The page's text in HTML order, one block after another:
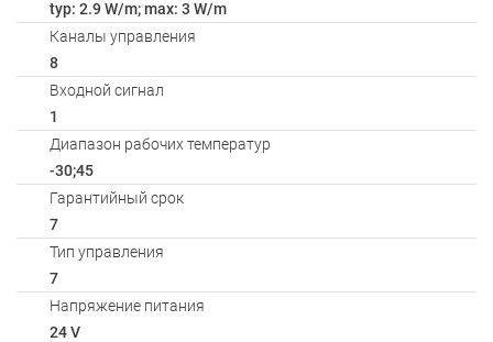
typ: 2.9 W/m; max: 3 W/m
Каналы управления
8
Входной сигнал
1
Диапазон рабочих температур
-30;45
Гарантийный срок
7
Тип управления
7
Напряжение питания
24 V